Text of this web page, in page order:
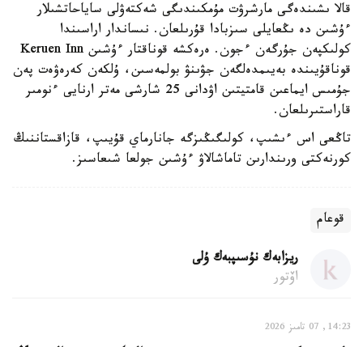
قالا ىشىندەگى مارشرۋت مۇمكىندىگى شەكتەۋلى ساياحاتشىلار
ءۇشىن دە ىڭعايلى سىزبادا قۇرىلعان. نىساندار اراسىندا
كولىكپەن جۇرگەن ءجون. ەرەكشە قوناقتار ءۇشىن Keruen Inn
قوناقۇيىندە بەيىمدەلگەن جۋىنۋ بولمەسىن، ۇلكەن كەرەۋەت پەن
جۇمىس ايماعىن قامتيتىن اۋدانى 25 شارشى مەتر ارنايى ءنومىر
قاراستىرىلعان.
تاڭعى اس ءىشىپ، كولىگىڭىزگە جانارماي قۇيىپ، قازاقستاننىڭ
كورنەكتى ورىندارىن تاماشالاۋ ءۇشىن جولعا شىعاسىز.
قوعام
ريزابەك نۇسىپبەك ۇلى
اۆتور
14:23, 07 تامىز 2026